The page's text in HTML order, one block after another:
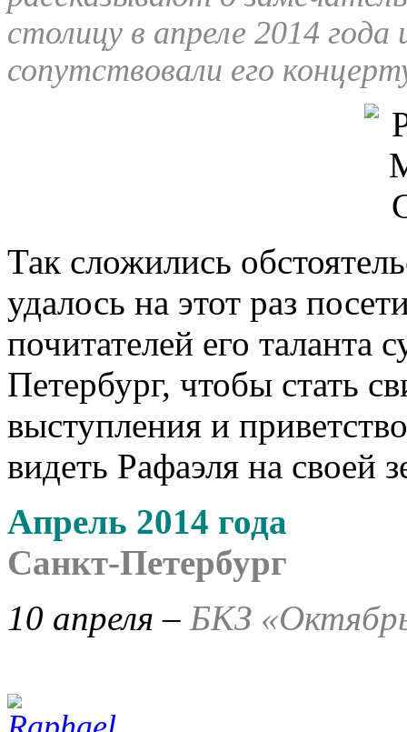
столицу в апреле 2014
сопутствовали его
Так сложились
удалось на этот раз
почитателей его таланта
Петербург, чтобы стать
выступления и
видеть Рафаэля на своей
Апрель 2014 года
Санкт-Петербург
10 апреля – БКЗ